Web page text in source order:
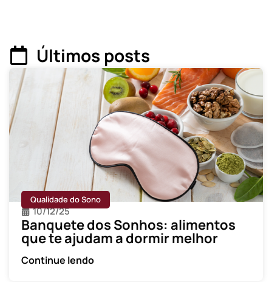
Últimos posts
Qualidade do Sono
10/12/25
Banquete dos Sonhos: alimentos
que te ajudam a dormir melhor
Continue lendo